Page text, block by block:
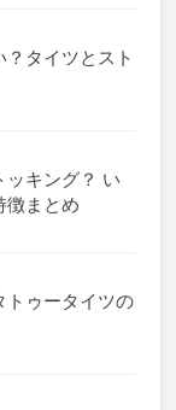
タイツとスト
ッキング？ い
徴まとめ
トゥータイツの